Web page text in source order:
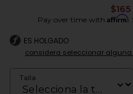
$165
Pay over time with Affirm.
ES HOLGADO
considera seleccionar
Talla